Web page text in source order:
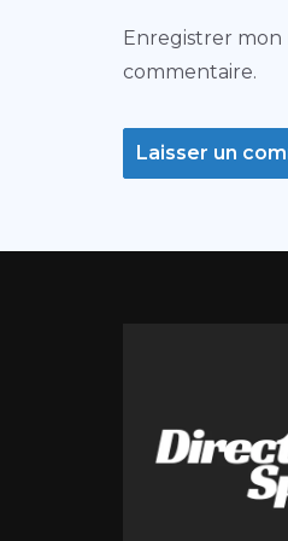
Enregistrer mon
commentaire.